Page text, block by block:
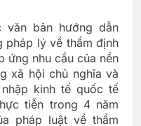
văn bản hướng dẫn
pháp lý về thẩm định
ứng nhu cầu của nền
xã hội chủ nghĩa và
kinh tế quốc tế
tiễn trong 4 năm
pháp luật về thẩm